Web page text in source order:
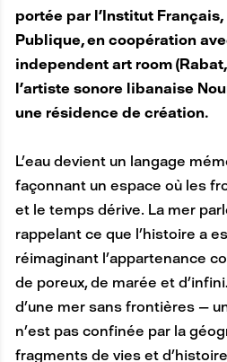
portée par l’Institut
Publique, en coopération
independent art room
l’artiste sonore libanaise
une résidence de création.
L’eau devient un langage
façonnant un espace où les
et le temps dérive. La mer
rappelant ce que l’histoire a
réimaginant l’appartenance
de poreux, de marée et d’infini
d’une mer sans frontières —
n’est pas confinée par la
fragments de vies et